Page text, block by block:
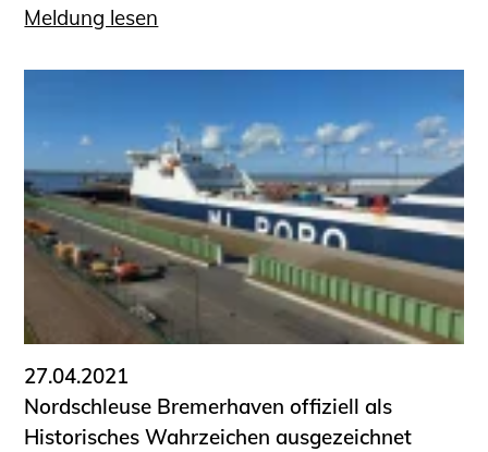
Ingenieursuche (Mitglieder der IK-Bau
Fachlisten
Informationen für Schülerinnen,
Schüler und Studierende
Projekte für Schülerinnen und Schüler
START.ING. Das Studierenden Praxis-
Programm
Wissenswertes für Studierende
Wettbewerbe für Studierende
Kammer Newsletter
Presse
Meldung lesen
27.04.2021
Nordschleuse Bremerhaven offiziell als
Historisches Wahrzeichen ausgezeichnet